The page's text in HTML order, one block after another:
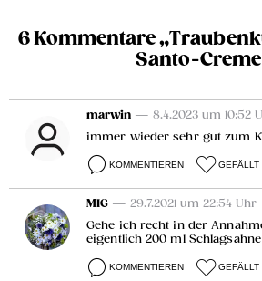
6 Kommentare
Santo-
marwin — 8.4.2023 um 10:52
immer wieder sehr gut zum
KOMMENTIEREN GEFÄLLT
MIG — 29.7.2021 um 22:54 Uhr
Gehe ich recht in der
eigentlich 200 ml
KOMMENTIEREN GEFÄLLT